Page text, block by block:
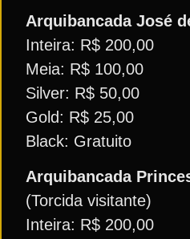
Arquibancada José
Inteira: R$ 200,00
Meia: R$ 100,00
Silver: R$ 50,00
Gold: R$ 25,00
Black: Gratuito
Arquibancada
(Torcida visitante)
Inteira: R$ 200,00